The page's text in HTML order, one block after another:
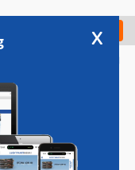
Check in
x